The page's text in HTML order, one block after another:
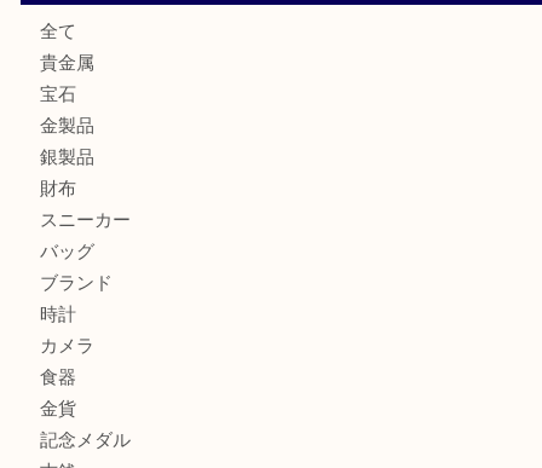
加古川市です金貨を売るなら買取大吉西加古川店
全て